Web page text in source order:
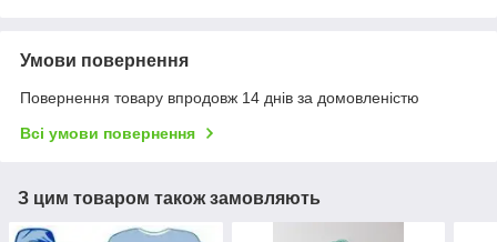
Умови повернення
Повернення товару впродовж 14 днів за домовленістю
Всі умови повернення
З цим товаром також замовляють